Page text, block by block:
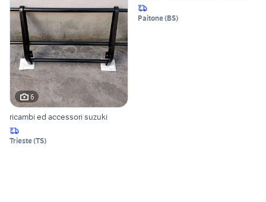
6
ricambi ed accessori suzuki
Trieste(TS)
Paitone(BS)